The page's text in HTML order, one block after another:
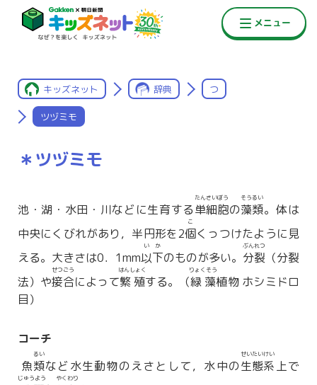
キッズネット 辞典 つ
ツヅミモ
＊ツヅミモ
池・湖・水田・川などに生育する単細胞
たんさいぼう
の藻類
そうるい
。体は
中央にくびれがあり，半円形を2個
こ
くっつけたように見
える。大きさは0．1mm以下
いか
のものが多い。 分裂
ぶんれつ
（分裂
法）や接合
せつごう
によって繁殖
はんしょく
する。（緑藻
りょくそう
植物 ホシミドロ
目）
コーチ
魚類
るい
など水生動物のえさとして，水中の生態系
せいたいけい
上で
じゅうよう やくわり